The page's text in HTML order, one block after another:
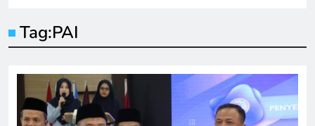
Tag:PAI